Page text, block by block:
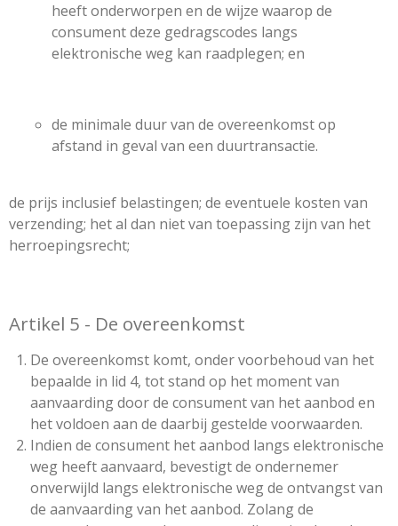
heeft onderworpen en de wijze waarop de
consument deze gedragscodes langs
elektronische weg kan raadplegen; en
de minimale duur van de overeenkomst op
afstand in geval van een duurtransactie.
de prijs inclusief belastingen; de eventuele kosten van
verzending; het al dan niet van toepassing zijn van het
herroepingsrecht;
Artikel 5 - De overeenkomst
De overeenkomst komt, onder voorbehoud van het
bepaalde in lid 4, tot stand op het moment van
aanvaarding door de consument van het aanbod en
het voldoen aan de daarbij gestelde voorwaarden.
Indien de consument het aanbod langs elektronische
weg heeft aanvaard, bevestigt de ondernemer
onverwijld langs elektronische weg de ontvangst van
de aanvaarding van het aanbod. Zolang de